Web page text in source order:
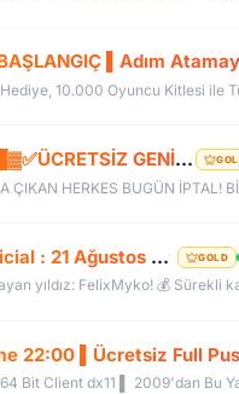
▌Adım
10.000 Oyuncu Kitlesi ile
⢾█▓ ✪ ✅HeavenKO.com ✅▓█⡷⭐7 AĞUSTOS 22.00⭐⢾█▓✅ÜCRETSİZ GENİE LOOT✅▓█⡷⭐AKADEMİ⭐DX11
FelixMyko.Com ▌Old Myko v.1098 ▌70 Level CAP ▌Official : 21 Ağustos Cuma 22:00 ▌Starter Paket Bizden GOLD
22:00 ▌Ücretsiz Full
Bit Client dx11 ▌ 2009'dan Bu